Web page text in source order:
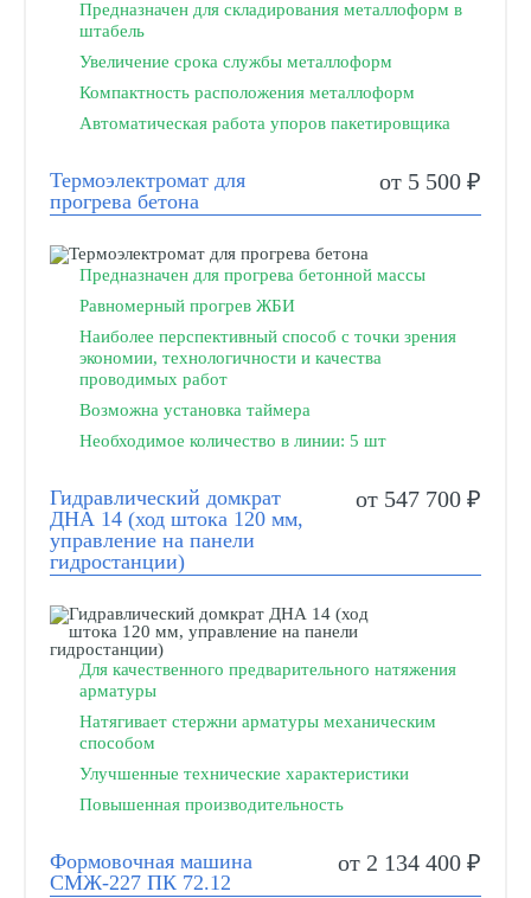
Предназначен для складирования металлоформ в
штабель
Увеличение срока службы металлоформ
Компактность расположения металлоформ
Автоматическая работа упоров пакетировщика
Термоэлектромат для
прогрева бетона
от 5 500 ₽
Предназначен для прогрева бетонной массы
Равномерный прогрев ЖБИ
Наиболее перспективный способ с точки зрения
экономии, технологичности и качества
проводимых работ
Возможна установка таймера
Необходимое количество в линии: 5 шт
Гидравлический домкрат
ДНА 14 (ход штока 120 мм,
управление на панели
гидростанции)
от 547 700 ₽
Для качественного предварительного натяжения
арматуры
Натягивает стержни арматуры механическим
способом
Улучшенные технические характеристики
Повышенная производительность
Формовочная машина
СМЖ-227 ПК 72.12
от 2 134 400 ₽